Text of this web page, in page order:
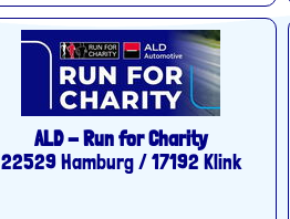
ALD - Run for Charity
22529 Hamburg / 17192 Klink